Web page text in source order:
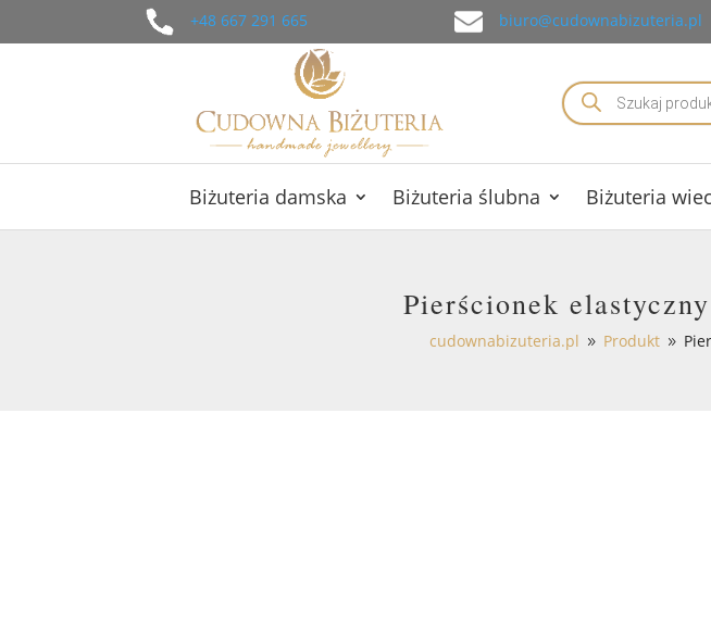
+48 667 291 665 biuro@cudownabizuteria.pl
Wyszukiwarka
produktów
Biżuteria damska Biżuteria ślubna Biżuteria
Pierścionek
cudownabizuteria.pl 9 Produkt 9